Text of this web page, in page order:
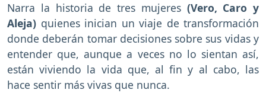
Narra la historia de tres mujeres (Vero, Caro y
Aleja) quienes inician un viaje de transformación
donde deberán tomar decisiones sobre sus vidas y
entender que, aunque a veces no lo sientan así,
están viviendo la vida que, al fin y al cabo, las
hace sentir más vivas que nunca.